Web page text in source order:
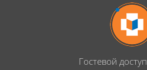
Перейти к основному содержанию
Гостевой доступ